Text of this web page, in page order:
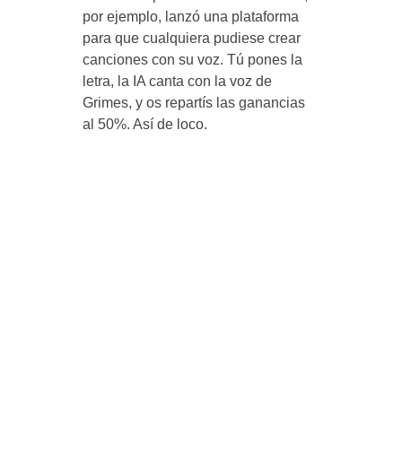
por ejemplo, lanzó una plataforma
para que cualquiera pudiese crear
canciones con su voz. Tú pones la
letra, la IA canta con la voz de
Grimes, y os repartís las ganancias
al 50%. Así de loco.